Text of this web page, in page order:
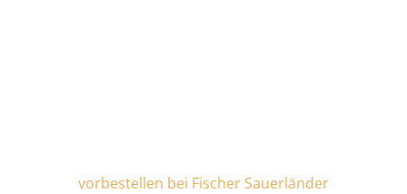
vorbestellen bei Fischer Sauerländer